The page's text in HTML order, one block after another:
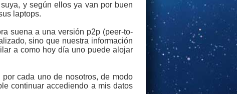
y según ellos ya van por buen
laptops.
suena a una versión p2p (peer-to-
sino que nuestra información
a como hoy día uno puede alojar
cada uno de nosotros, de modo
continuar accediendo a mis datos